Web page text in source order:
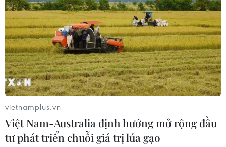
vietnamplus.vn
Việt Nam-Australia định hướng mở rộng đầu
tư phát triển chuỗi giá trị lúa gạo